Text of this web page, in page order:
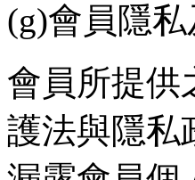
(g)會員隱
會員所提供
護法與隱私